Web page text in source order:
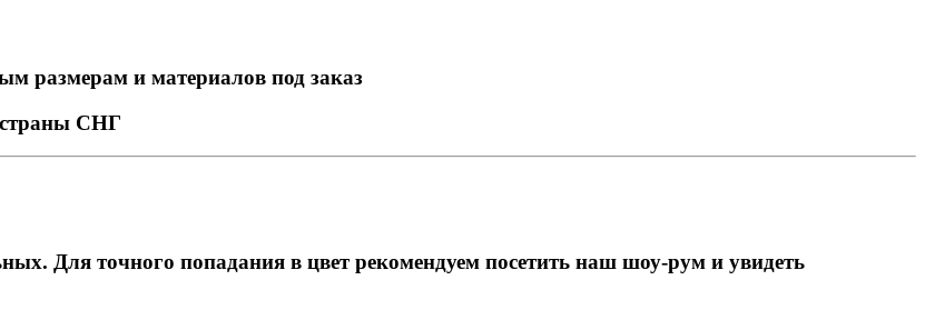
размерам и материалов под заказ
страны СНГ
Для точного попадания в цвет рекомендуем посетить наш шоу-рум и увидеть